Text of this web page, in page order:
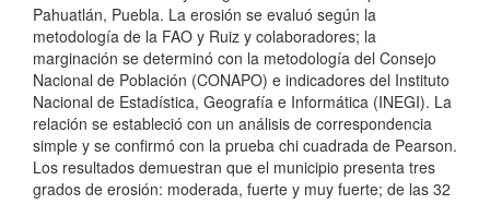
a
r
t
í
c
Pahuatlán, Puebla. La erosión se evaluó según la
metodología de la FAO y Ruiz y colaboradores; la
marginación se determinó con la metodología del Consejo
Nacional de Población (CONAPO) e indicadores del Instituto
Nacional de Estadística, Geografía e Informática (INEGI). La
relación se estableció con un análisis de correspondencia
simple y se confirmó con la prueba chi cuadrada de Pearson.
Los resultados demuestran que el municipio presenta tres
grados de erosión: moderada, fuerte y muy fuerte; de las 32